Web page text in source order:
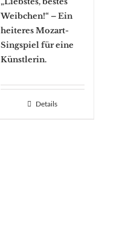
Weibchen!“ – Ein
heiteres Mozart-
Singspiel für eine
Künstlerin.
Details